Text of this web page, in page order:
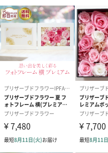
Merry
I’m proud of
・日付（例：
・スワロフスキ
なし（クリス
1月ガーネット
2月アメジスト
3月アクアマリ
4月ダイアモン
5月エメラルド
6月パールカラー
7月ルビーカラー
8月ペリドットカ
9月サファイアカ
10月トルマリ